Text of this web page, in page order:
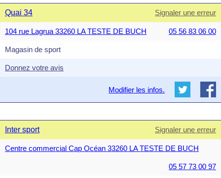
Quai 34 Signaler une erreur
104 rue Lagrua 33260 LA TESTE DE BUCH 05 56 83 06 00
Magasin de sport
Donnez votre avis
Modifier les infos.
Inter sport Signaler une erreur
Centre commercial Cap Océan 33260 LA TESTE DE BUCH
05 57 73 00 97